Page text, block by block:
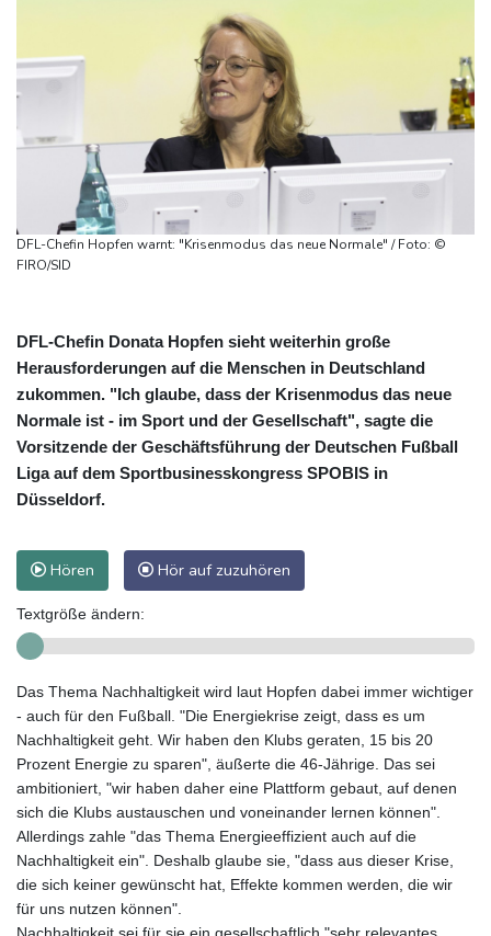
DFL-Chefin Hopfen warnt: "Krisenmodus das neue Normale" / Foto: ©
FIRO/SID
DFL-Chefin Donata Hopfen sieht weiterhin große
Herausforderungen auf die Menschen in Deutschland
zukommen. "Ich glaube, dass der Krisenmodus das neue
Normale ist - im Sport und der Gesellschaft", sagte die
Vorsitzende der Geschäftsführung der Deutschen Fußball
Liga auf dem Sportbusinesskongress SPOBIS in
Düsseldorf.
Hören Hör auf zuzuhören
Textgröße ändern:
Das Thema Nachhaltigkeit wird laut Hopfen dabei immer wichtiger
- auch für den Fußball. "Die Energiekrise zeigt, dass es um
Nachhaltigkeit geht. Wir haben den Klubs geraten, 15 bis 20
Prozent Energie zu sparen", äußerte die 46-Jährige. Das sei
ambitioniert, "wir haben daher eine Plattform gebaut, auf denen
sich die Klubs austauschen und voneinander lernen können".
Allerdings zahle "das Thema Energieeffizient auch auf die
Nachhaltigkeit ein". Deshalb glaube sie, "dass aus dieser Krise,
die sich keiner gewünscht hat, Effekte kommen werden, die wir
für uns nutzen können".